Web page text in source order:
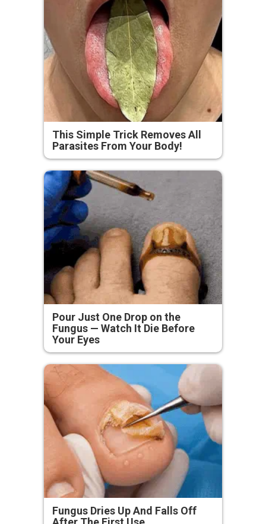
This Simple Trick Removes All
Parasites From Your Body!
Pour Just One Drop on the
Fungus — Watch It Die Before
Your Eyes
Fungus Dries Up And Falls Off